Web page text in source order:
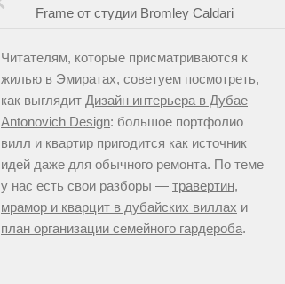
Frame от студии Bromley Caldari
Читателям, которые присматриваются к
жилью в Эмиратах, советуем посмотреть,
как выглядит Дизайн интерьера в Дубае
Antonovich Design: большое портфолио
вилл и квартир пригодится как источник
идей даже для обычного ремонта. По теме
у нас есть свои разборы — травертин,
мрамор и кварцит в дубайских виллах и
план организации семейного гардероба.